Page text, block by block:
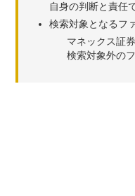
自身の判断と責任
検索対象となるフ
マネックス証
検索対象外の